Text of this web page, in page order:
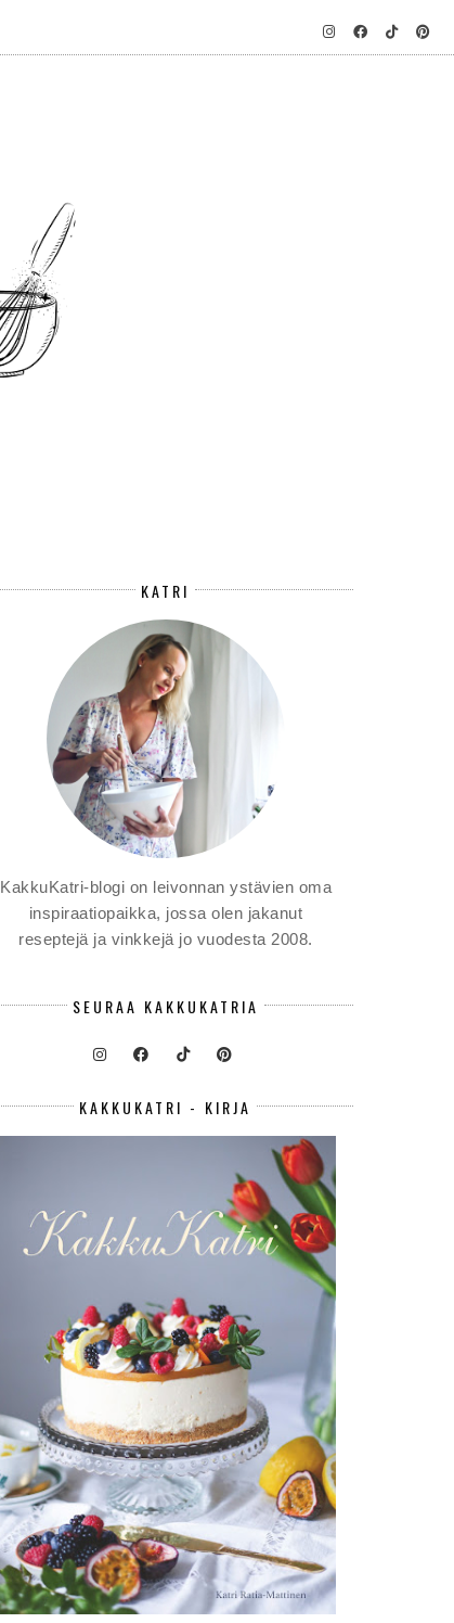
KATRI
KakkuKatri-blogi on leivonnan ystävien oma
inspiraatiopaikka, jossa olen jakanut
reseptejä ja vinkkejä jo vuodesta 2008.
SEURAA KAKKUKATRIA
KAKKUKATRI - KIRJA